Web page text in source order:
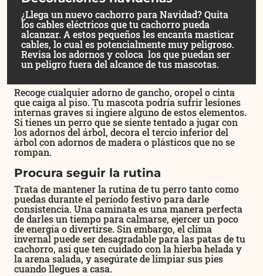
¿Llega un nuevo cachorro para Navidad? Quita
los cables eléctricos que tu cachorro pueda
alcanzar. A estos pequeños les encanta masticar
cables, lo cual es potencialmente muy peligroso.
Revisa los adornos y coloca los que puedan ser
un peligro fuera del alcance de tus mascotas.
Recoge cualquier adorno de gancho, oropel o cinta
que caiga al piso. Tu mascota podría sufrir lesiones
internas graves si ingiere alguno de estos elementos.
Si tienes un perro que se siente tentado a jugar con
los adornos del árbol, decora el tercio inferior del
árbol con adornos de madera o plásticos que no se
rompan.
Procura seguir la rutina
Trata de mantener la rutina de tu perro tanto como
puedas durante el período festivo para darle
consistencia. Una caminata es una manera perfecta
de darles un tiempo para calmarse, ejercer un poco
de energía o divertirse. Sin embargo, el clima
invernal puede ser desagradable para las patas de tu
cachorro, así que ten cuidado con la hierba helada y
la arena salada, y asegúrate de limpiar sus pies
cuando llegues a casa.